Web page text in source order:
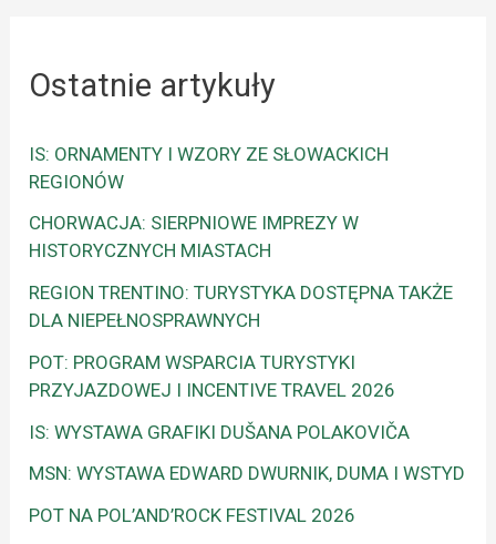
Ostatnie artykuły
IS: ORNAMENTY I WZORY ZE SŁOWACKICH
REGIONÓW
CHORWACJA: SIERPNIOWE IMPREZY W
HISTORYCZNYCH MIASTACH
REGION TRENTINO: TURYSTYKA DOSTĘPNA TAKŻE
DLA NIEPEŁNOSPRAWNYCH
POT: PROGRAM WSPARCIA TURYSTYKI
PRZYJAZDOWEJ I INCENTIVE TRAVEL 2026
IS: WYSTAWA GRAFIKI DUŠANA POLAKOVIČA
MSN: WYSTAWA EDWARD DWURNIK, DUMA I WSTYD
POT NA POL’AND’ROCK FESTIVAL 2026